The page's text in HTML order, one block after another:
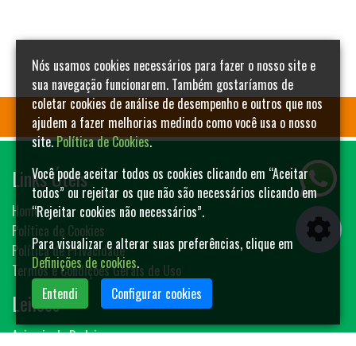
Links Úteis
Home
Política de Cookies
Política de Privacidade
Termos e Condições Gerais de Uso
Leilões
Animais de Rodeio
Nós usamos cookies necessários para fazer o nosso site e
sua navegação funcionarem. Também gostaríamos de
coletar cookies de análise de desempenho e outros que nos
ajudem a fazer melhorias medindo como você usa o nosso
site.Política de Cookies.
Você pode aceitar todos os cookies clicando em “Aceitar
todos” ou rejeitar os que não são necessários clicando em
“Rejeitar cookies não necessários”.
Para visualizar e alterar suas preferências, clique em
Definições de cookies.
Entendi
Configurar cookies